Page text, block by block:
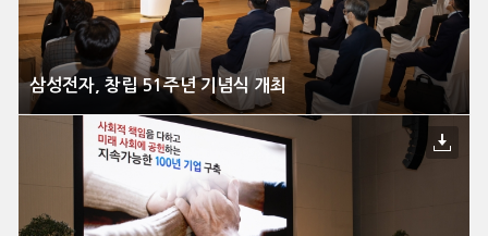
삼성전자, 창립 51주년 기념식 개최